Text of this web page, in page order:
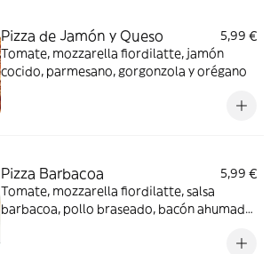
Pizza de Jamón y Queso
5,99 €
Tomate, mozzarella fiordilatte, jamón
cocido, parmesano, gorgonzola y orégano
Pizza Barbacoa
5,99 €
Tomate, mozzarella fiordilatte, salsa
barbacoa, pollo braseado, bacón ahumado,